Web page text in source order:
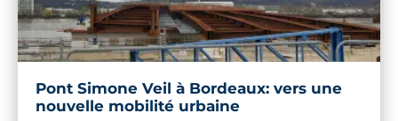
Pont Simone Veil à Bordeaux: vers une
nouvelle mobilité urbaine